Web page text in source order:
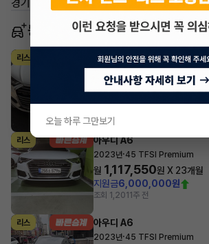
경기 화성시 신동
동일 차종 이어카
리스 아우디 A6
·
1,189,503원 X2개월
리스 아우디 A6
2023년·45 TFSI Premium
월 1,117,550원 X 23개월
지원금6,000,000원
조회 1,201 1주 전
리스 아우디 A6
2023년·45 TFSI Premium
오늘 하루 그만보기